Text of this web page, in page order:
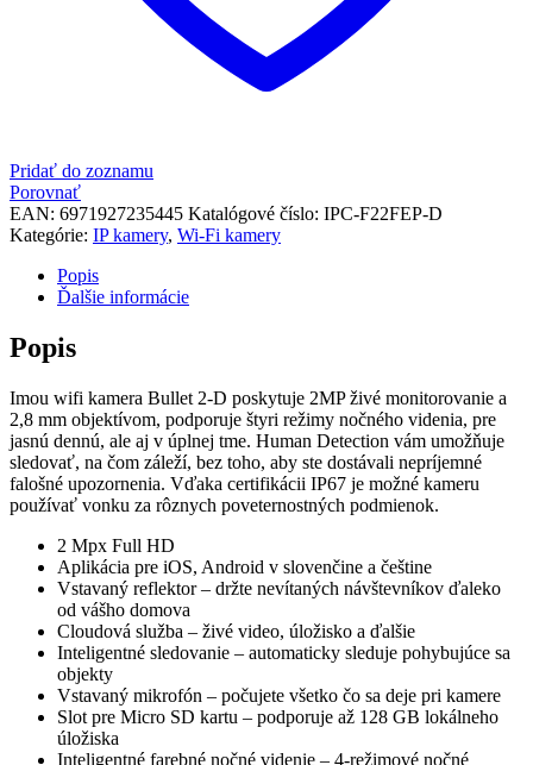
Pridať do zoznamu
Porovnať
EAN: 6971927235445 Katalógové číslo: IPC-F22FEP-D
Kategórie: IP kamery, Wi-Fi kamery
Popis
Ďalšie informácie
Popis
Imou wifi kamera Bullet 2-D poskytuje 2MP živé monitorovanie a
2,8 mm objektívom, podporuje štyri režimy nočného videnia, pre
jasnú dennú, ale aj v úplnej tme. Human Detection vám umožňuje
sledovať, na čom záleží, bez toho, aby ste dostávali nepríjemné
falošné upozornenia. Vďaka certifikácii IP67 je možné kameru
používať vonku za rôznych poveternostných podmienok.
2 Mpx Full HD
Aplikácia pre iOS, Android v slovenčine a češtine
Vstavaný reflektor – držte nevítaných návštevníkov ďaleko
od vášho domova
Cloudová služba – živé video, úložisko a ďalšie
Inteligentné sledovanie – automaticky sleduje pohybujúce sa
objekty
Vstavaný mikrofón – počujete všetko čo sa deje pri kamere
Slot pre Micro SD kartu – podporuje až 128 GB lokálneho
úložiska
Inteligentné farebné nočné videnie – 4-režimové nočné